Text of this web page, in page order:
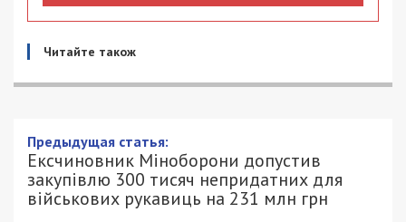
Читайте також
Предыдущая статья:
Ексчиновник Міноборони допустив
закупівлю 300 тисяч непридатних для
військових рукавиць на 231 млн грн